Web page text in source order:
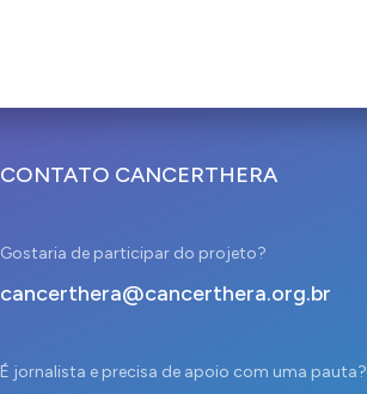
CONTATO CANCERTHERA
Gostaria de participar do projeto?
cancerthera@cancerthera.org.br
É jornalista e precisa de apoio com uma pauta?